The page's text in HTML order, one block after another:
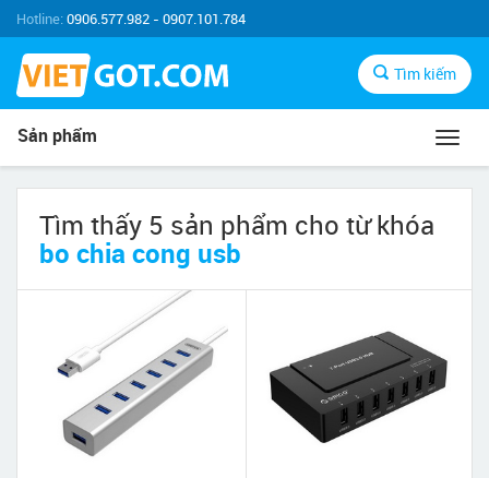
Hotline:0906.577.982 - 0907.101.784
Tìm kiếm
Sản phẩm
Tìm thấy 5 sản phẩm cho từ khóa
bo chia cong usb